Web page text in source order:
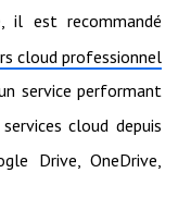
il est recommandé
cloud professionnel
service performant
cloud depuis
Drive, OneDrive,